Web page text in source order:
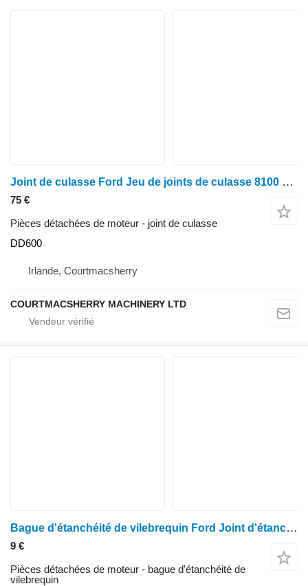
Joint de culasse Ford Jeu de joints de culasse 8100 DD600 pour tracteur à roues
75 €
Pièces détachées de moteur - joint de culasse
DD600
Irlande, Courtmacsherry
COURTMACSHERRY MACHINERY LTD
Bague d'étanchéité de vilebrequin Ford Joint d'étanchéité de vilebrequin d'origine pour les séries 10, 1000, 30, 40, Ts, Tw et 700 81869937 pour tracteur à roues
9 €
Pièces détachées de moteur - bague d'étanchéité de
vilebrequin